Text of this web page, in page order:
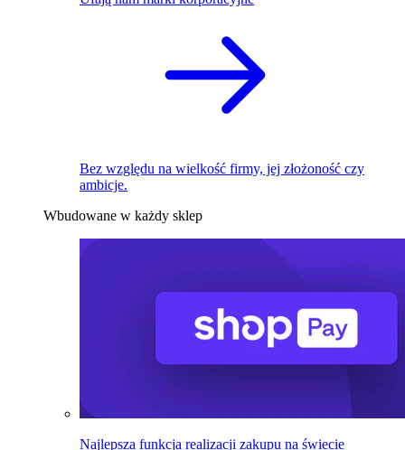
Bez względu na wielkość firmy, jej złożoność czy
ambicje.
Wbudowane w każdy sklep
Najlepsza funkcja realizacji zakupu na świecie